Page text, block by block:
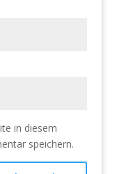
in diesem
speichern.